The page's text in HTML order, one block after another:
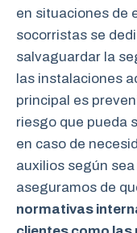
en situaciones de
socorristas se
salvaguardar la
las instalaciones
principal es
riesgo que pueda
en caso de
auxilios según
aseguramos de
normativas